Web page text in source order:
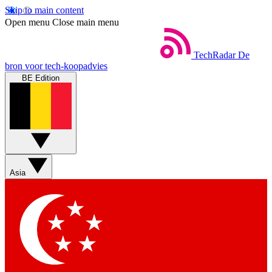
Skip to main content
Open menu Close main menu
TechRadar De
bron voor tech-koopadvies
BE Edition
Asia